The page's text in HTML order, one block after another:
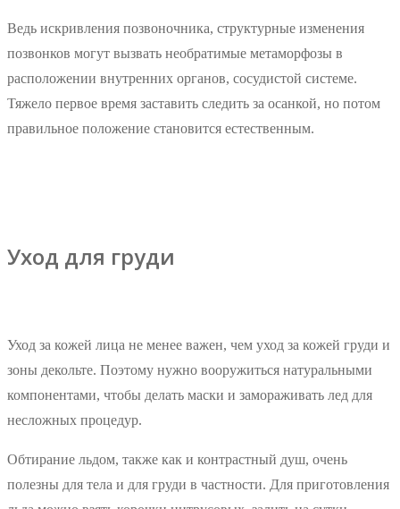
Ведь искривления позвоночника, структурные изменения
позвонков могут вызвать необратимые метаморфозы в
расположении внутренних органов, сосудистой системе.
Тяжело первое время заставить следить за осанкой, но потом
правильное положение становится естественным.
Уход для груди
Уход за кожей лица не менее важен, чем уход за кожей груди и
зоны декольте. Поэтому нужно вооружиться натуральными
компонентами, чтобы делать маски и замораживать лед для
несложных процедур.
Обтирание льдом, также как и контрастный душ, очень
полезны для тела и для груди в частности. Для приготовления